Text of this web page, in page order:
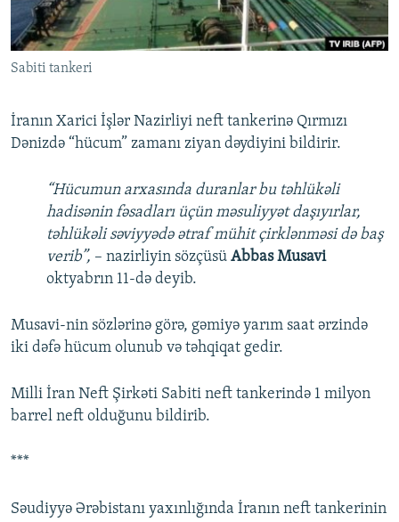
İNFOQRAFIKA
KARIKATURA
AZƏRBAYCAN ƏDƏBIYYATI KITABXANASI
İSLAM VƏ DEMOKRATIYA
İZ - MƏDƏNIYYƏT PROQRAMI
MISSIYAMIZ
PEŞƏ ETIKASI VƏ JURNALISTIKA STANDARTLARIMIZ
MATERIALLARIMIZDAN ISTIFADƏ
BIZIMLƏ ƏLAQƏ
BIZI IZLƏ
Sabiti tankeri
İranın Xarici İşlər Nazirliyi neft tankerinə Qırmızı
Dənizdə “hücum” zamanı ziyan dəydiyini bildirir.
“Hücumun arxasında duranlar bu təhlükəli
hadisənin fəsadları üçün məsuliyyət daşıyırlar,
təhlükəli səviyyədə ətraf mühit çirklənməsi də baş
verib”, – nazirliyin sözçüsü Abbas Musavi
oktyabrın 11-də deyib.
Musavi-nin sözlərinə görə, gəmiyə yarım saat ərzində
iki dəfə hücum olunub və təhqiqat gedir.
Milli İran Neft Şirkəti Sabiti neft tankerində 1 milyon
barrel neft olduğunu bildirib.
***
Səudiyyə Ərəbistanı yaxınlığında İranın neft tankerinin